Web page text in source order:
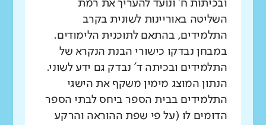
ובכיתות ח' ונועד להעריך את רמת
השליטה באוריינות לשונית בקרב
התלמידים, בהתאם לתוכנית הלימודים.
במבחן נבדקו כישורי הבנת הנקרא של
התלמידים ובכיתה ד' נבדק גם ידע לשוני.
הנתון המוצג מימין משקף את הישגי
התלמידים בבית הספר ביחס לבתי הספר
הדומים לו (על פי שפת ההוראה והרקע